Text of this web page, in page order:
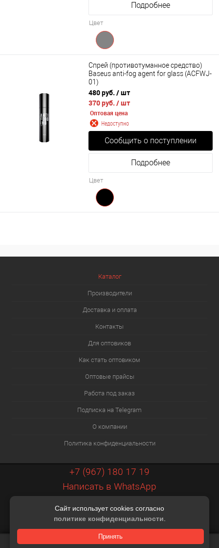
Сайт использует cookies согласно
политике конфиденциальности
Принять
Подробнее
Цвет
Спрей (противотуманное средство)
Baseus anti-fog agent for glass (ACFWJ-
01)
480 руб. / шт
370 руб. / шт
Оптовая цена
Недоступно
Сообщить о поступлении
Подробнее
Цвет
Каталог
Производители
Доставка и оплата
Контакты
Для оптовиков
Как стать оптовиком
Оптовые прайсы
Работа под заказ
Подписка на Telegram
О компании
Политика конфиденциальности
+7 (967) 180 17 19
Написать в WhatsApp
Контакты
Разработка шаблона Digital Web